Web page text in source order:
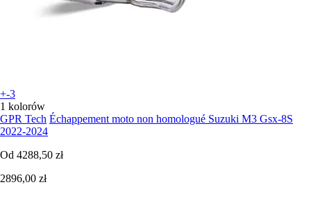
+-3
1 kolorów
GPR Tech Échappement moto non homologué Suzuki M3 Gsx-8S
2022-2024
Od 4288,50 zł
2896,00 zł